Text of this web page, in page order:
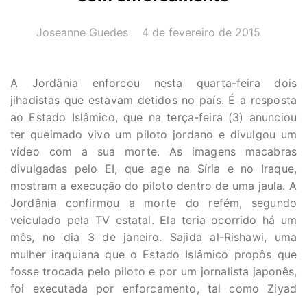
AUTOR(A):
Joseanne Guedes DATA:
4 de fevereiro de 2015
A Jordânia enforcou nesta quarta-feira dois
jihadistas que estavam detidos no país. É a resposta
ao Estado Islâmico, que na terça-feira (3) anunciou
ter queimado vivo um piloto jordano e divulgou um
vídeo com a sua morte. As imagens macabras
divulgadas pelo EI, que age na Síria e no Iraque,
mostram a execução do piloto dentro de uma jaula. A
Jordânia confirmou a morte do refém, segundo
veiculado pela TV estatal. Ela teria ocorrido há um
mês, no dia 3 de janeiro. Sajida al-Rishawi, uma
mulher iraquiana que o Estado Islâmico propôs que
fosse trocada pelo piloto e por um jornalista japonês,
foi executada por enforcamento, tal como Ziyad